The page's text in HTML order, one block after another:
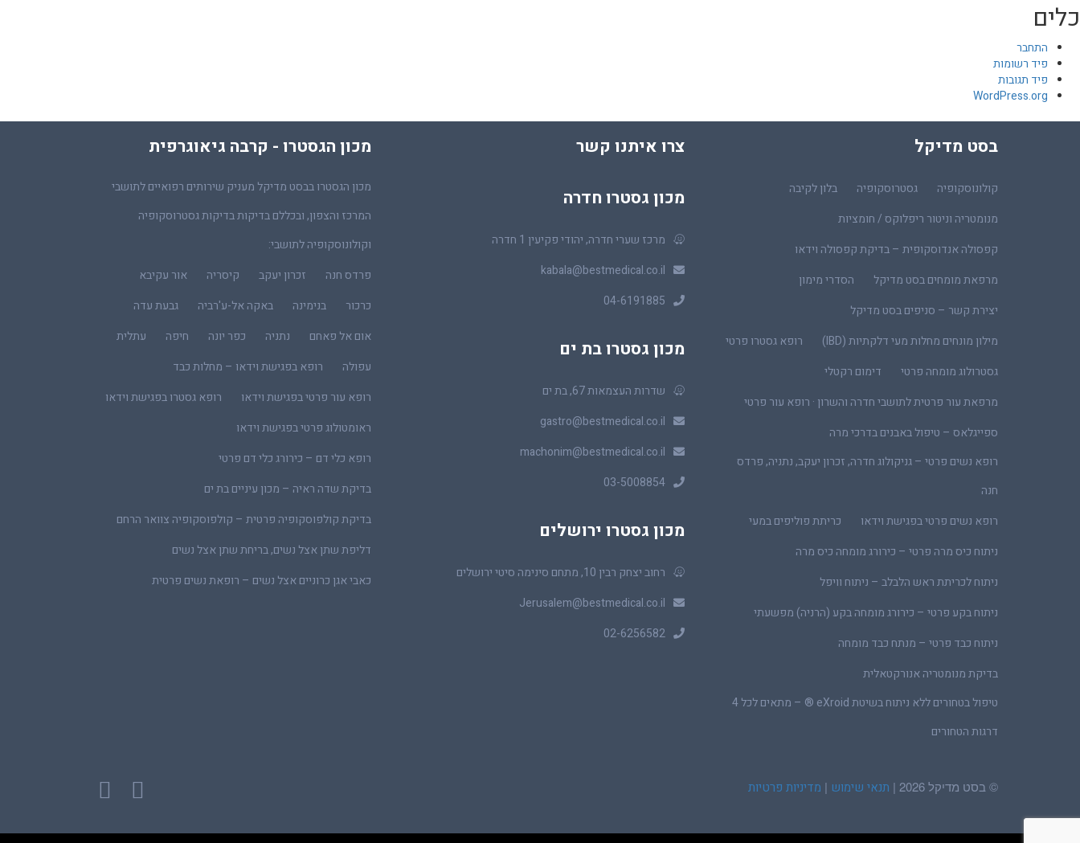
כלים
התחבר
פיד רשומות
פיד תגובות
WordPress.org
מכון הגסטרו - קרבה גיאוגרפית
מכון הגסטרו בבסט מדיקל מעניק שירותים רפואיים לתושבי
המרכז והצפון, ובכללם בדיקות בדיקות גסטרוסקופיה
וקולונוסקופיה לתושבי:
פרדס חנה
זכרון יעקב קיסריה
אור עקיבא
כרכור
בנימינה באקה אל-ע'רביה
גבעת עדה
אום אל פאחם
נתניה כפר יונה חיפה
עתלית
עפולה
רופא בפגישת וידאו – מחלות כבד
רופא עור פרטי בפגישת וידאו
רופא גסטרו בפגישת וידאו
ראומטולוג פרטי בפגישת וידאו
רופא כלי דם – כירורג כלי דם פרטי
בדיקת שדה ראיה – מכון עיניים בת ים
בדיקת קולפוסקופיה פרטית – קולפוסקופיה צוואר הרחם
דליפת שתן אצל נשים, בריחת שתן אצל נשים
כאבי אגן כרוניים אצל נשים – רופאת נשים פרטית
צרו איתנו קשר
מכון גסטרו חדרה
מרכז שערי חדרה, יהודי פקיעין 1 חדרה
kabala@bestmedical.co.il
04-6191885
מכון גסטרו בת ים
שדרות העצמאות 67, בת ים
gastro@bestmedical.co.il
machonim@bestmedical.co.il
03-5008854
מכון גסטרו ירושלים
רחוב יצחק רבין 10, מתחם סינימה סיטי ירושלים
Jerusalem@bestmedical.co.il
02-6256582
בסט מדיקל
קולונוסקופיה גסטרוסקופיה
בלון לקיבה
מנומטריה וניטור ריפלוקס / חומציות
קפסולה אנדוסקופית – בדיקת קפסולה וידאו
מרפאת מומחים בסט מדיקל
הסדרי מימון
יצירת קשר – סניפים בסט מדיקל
מילון מונחים מחלות מעי דלקתיות (IBD)
רופא גסטרו פרטי
גסטרולוג מומחה פרטי
דימום רקטלי
מרפאת עור פרטית לתושבי חדרה והשרון · רופא עור פרטי
ספייגלאס – טיפול באבנים בדרכי מרה
רופא נשים פרטי – גניקולוג חדרה, זכרון יעקב, נתניה, פרדס
חנה
רופא נשים פרטי בפגישת וידאו
כריתת פוליפים במעי
ניתוח כיס מרה פרטי – כירורג מומחה כיס מרה
ניתוח לכריתת ראש הלבלב – ניתוח וויפל
ניתוח בקע פרטי – כירורג מומחה בקע (הרניה) מפשעתי
ניתוח כבד פרטי – מנתח כבד מומחה
בדיקת מנומטריה אנורקטאלית
טיפול בטחורים ללא ניתוח בשיטת eXroid ® – מתאים לכל 4
דרגות הטחורים
© בסט מדיקל 2026 | תנאי שימוש | מדיניות פרטיות